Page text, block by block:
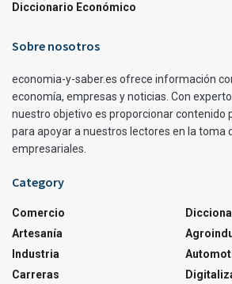
Diccionario Económico
Sobre nosotros
economia-y-saber.es ofrece información
economía, empresas y noticias. Con
nuestro objetivo es proporcionar contenido
para apoyar a nuestros lectores en la toma
empresariales.
Category
Comercio
Artesanía
Industria
Carreras